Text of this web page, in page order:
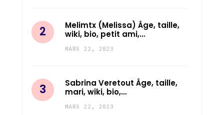
Melimtx (Melissa) Âge, taille,
wiki, bio, petit ami,…
MARS 22, 2023
Sabrina Veretout Âge, taille,
mari, wiki, bio,…
MARS 22, 2023